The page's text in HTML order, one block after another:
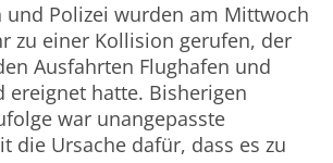
und Polizei wurden am Mittwoch
zu einer Kollision gerufen, der
Ausfahrten Flughafen und
ereignet hatte. Bisherigen
war unangepasste
die Ursache dafür, dass es zu